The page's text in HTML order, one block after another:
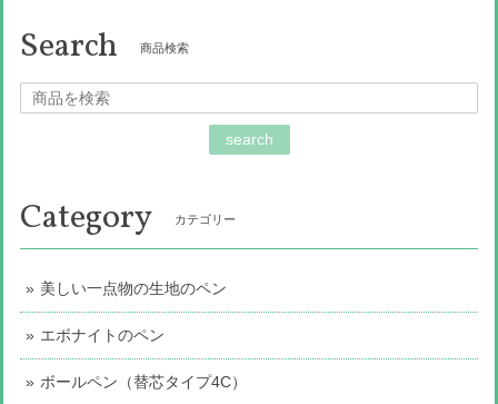
Search 商品検索
search
Category カテゴリー
美しい一点物の生地のペン
エボナイトのペン
ボールペン（替芯タイプ4C）